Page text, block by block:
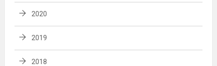
2020
2019
2018